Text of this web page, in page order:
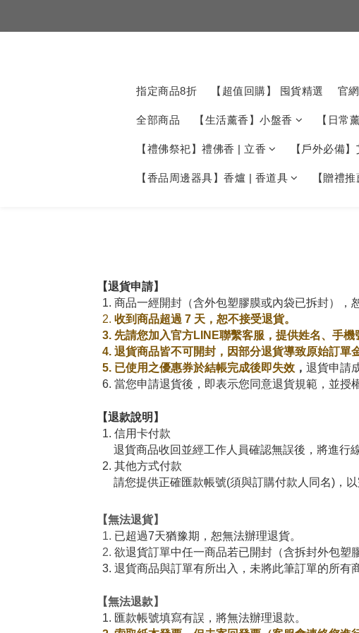
指定商品8折 【超值回購】 囤貨精選 官
全部商品 【生活薰香】小盤香 【日常
【禮佛祭祀】禮佛香 | 立香 【戶外必備
【香品周邊器具】香爐 | 香道具 【贈禮
【退貨申請】
1. 商品一經開封（含外包塑膠膜或內袋已拆封），
2. 收到商品超過 7 天，恕不接受退貨。
3. 先請您加入官方LINE聯繫客服 ，提供姓名、手
4. 退貨商品皆不可開封， 因部分退貨導致原始訂單
5. 已使用之優惠券於結帳完成後即失效 ， 退貨申請
6. 當您申請退貨後 ，即表示您同意退貨規範 ，並授
【退款說明】
1. 信用卡付款
退貨商品收回並經工作人員確認無誤後，將進行
2. 其他方式付款
請您提供正確匯款帳號(須與訂購付款人同名)，以
【無法退貨】
1. 已超過7天猶豫期，恕無法辦理退貨。
2. 欲退貨訂單中任一商品若已開封（含拆封外包塑
3. 退貨商品與訂單有所出入，未將此筆訂單的所有
【無法退款】
1. 匯款帳號填寫有誤，將無法辦理退款。